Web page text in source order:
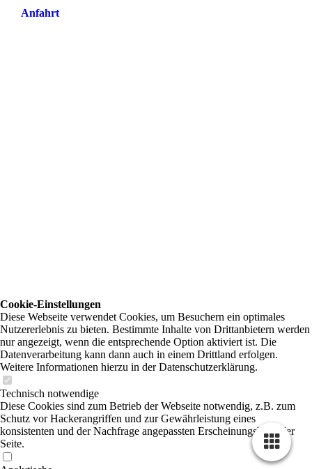
Anfahrt
Cookie-Einstellungen
Diese Webseite verwendet Cookies, um Besuchern ein optimales
Nutzererlebnis zu bieten. Bestimmte Inhalte von Drittanbietern werden
nur angezeigt, wenn die entsprechende Option aktiviert ist. Die
Datenverarbeitung kann dann auch in einem Drittland erfolgen.
Weitere Informationen hierzu in der Datenschutzerklärung.
Technisch notwendige
Diese Cookies sind zum Betrieb der Webseite notwendig, z.B. zum
Schutz vor Hackerangriffen und zur Gewährleistung eines
konsistenten und der Nachfrage angepassten Erscheinungsbilds der
Seite.